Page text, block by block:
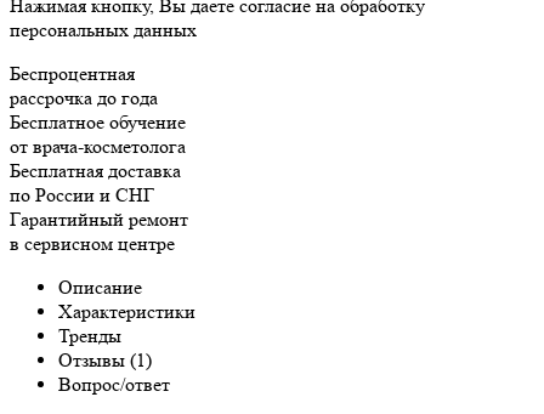
Нажимая кнопку, Вы даете согласие на обработку
персональных данных
Беспроцентная
рассрочка до года
Бесплатное обучение
от врача-косметолога
Бесплатная доставка
по России и СНГ
Гарантийный ремонт
в сервисном центре
Описание
Характеристики
Тренды
Отзывы (1)
Вопрос/ответ